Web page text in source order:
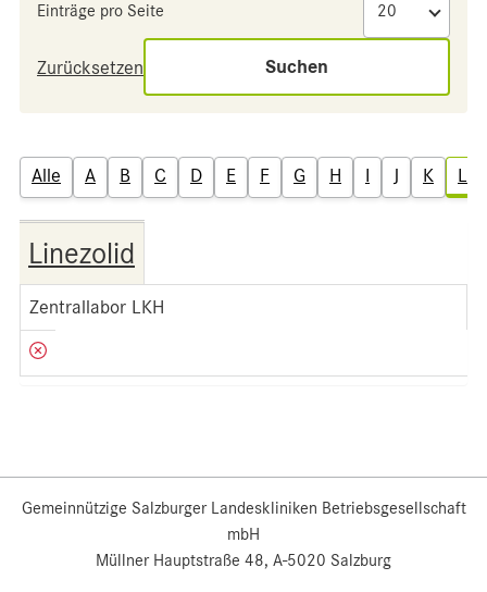
Einträge pro Seite
Zurücksetzen Suchen
Alle A B C D E F G H I J K L
Linezolid
Zentrallabor LKH
Gemeinnützige Salzburger Landeskliniken Betriebsgesellschaft
mbH
Müllner Hauptstraße 48, A-5020 Salzburg